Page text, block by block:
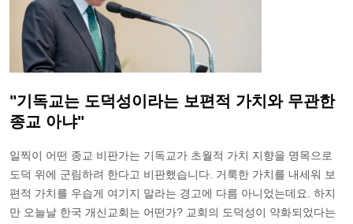
"기독교는 도덕성이라는 보편적 가치와 무관한
종교 아냐"
일찍이 어떤 종교 비판가는 기독교가 초월적 가치 지향을 명목으로
도덕 위에 군림하려 한다고 비판했습니다. 거룩한 가치를 내세워 보
편적 가치를 우습게 여기지 말라는 경고에 다름 아니었는데요. 하지
만 오늘날 한국 개신교회는 어떤가? 교회의 도덕성이 약화되었다는